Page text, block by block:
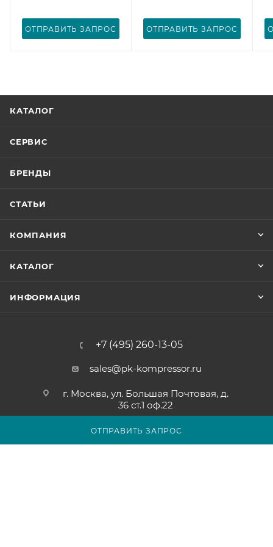
ОТПРАВИТЬ ЗАПРОС
ОТПРАВИТЬ ЗАПРОС ОТПРАВИТЬ ЗАПРОС
КАТАЛОГ
СЕРВИС
БРЕНДЫ
СТАТЬИ
КОМПАНИЯ
КАТАЛОГ
ИНФОРМАЦИЯ
+7 (495) 260-13-05
sales@pk-kompressor.ru
г. Москва, ул. Большая Почтовая, д.
36 ст.1 оф.22